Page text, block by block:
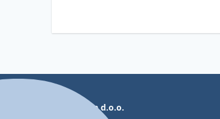
in izobraževanja d.o.o.